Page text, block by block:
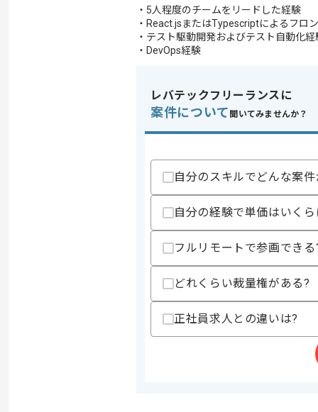
・5人程度のチームをリードした経験
・React.jsまたはTypescriptによるフロ
・テスト駆動開発およびテスト自動化経
・DevOps経験
レバテックフリーランスに
案件について 聞いてみませんか？
自分のスキルでどんな案
自分の経験で単価はいく
フルリモートで参画できる
どれくらい裁量権がある?
正社員求人との違いは?